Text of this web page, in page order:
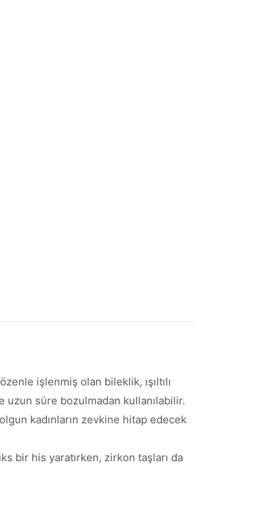
işlenmiş olan bileklik, ışıltılı
uzun süre bozulmadan kullanılabilir.
kadınların zevkine hitap edecek
bir his yaratırken, zirkon taşları da